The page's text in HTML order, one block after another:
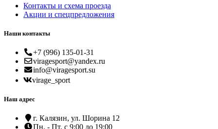
Контакты и схема проезда
Акции и спецпредложения
Наши контакты
+7 (996) 135-01-31
viragesport@yandex.ru
info@viragesport.su
virage_sport
Наш адрес
г. Калязин, ул. Шорина 12
Пн. - Пт. с 9:00 до 19:00